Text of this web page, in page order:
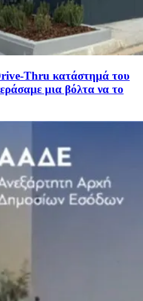
Thru κατάστημά του
μια βόλτα να το